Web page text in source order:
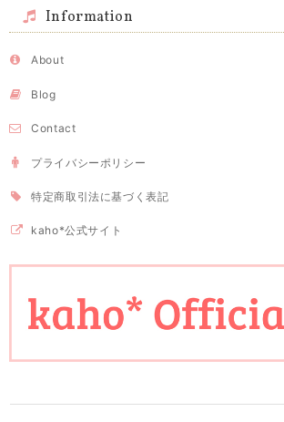
Information
About
Blog
Contact
プライバシーポリシー
特定商取引法に基づく表記
kaho*公式サイト